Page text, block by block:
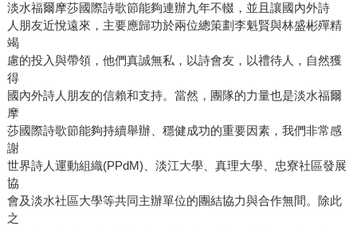
淡水福爾摩莎國際詩歌節能夠連辦九年不輟，並且讓國內外詩
人朋友近悅遠來，主要應歸功於兩位總策劃李魁賢與林盛彬殫精
竭
慮的投入與帶領，他們真誠無私，以詩會友，以禮待人，自然獲
得
國內外詩人朋友的信賴和支持。當然，團隊的力量也是淡水福爾
摩
莎國際詩歌節能夠持續舉辦、穩健成功的重要因素，我們非常感
謝
世界詩人運動組織(PPdM)、淡江大學、真理大學、忠寮社區發展
協
會及淡水社區大學等共同主辦單位的團結協力與合作無間。除此
之